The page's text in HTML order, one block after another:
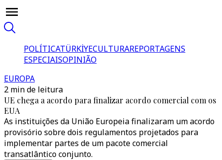
POLÍTICATÜRKİYECULTURAREPORTAGENS
ESPECIAISOPINIÃO
EUROPA
2 min de leitura
UE chega a acordo para finalizar acordo comercial com os
EUA
As instituições da União Europeia finalizaram um acordo
provisório sobre dois regulamentos projetados para
implementar partes de um pacote comercial
transatlântico conjunto.